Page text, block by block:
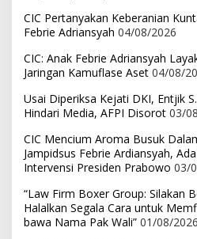
CIC Pertanyakan Keberanian
Febrie Adriansyah 04/08/2026
CIC: Anak Febrie Adriansyah
Jaringan Kamuflase Aset 04/08/
Usai Diperiksa Kejati DKI, Entjik
Hindari Media, AFPI Disorot 03/
CIC Mencium Aroma Busuk
Jampidsus Febrie Ardiansyah,
Intervensi Presiden Prabowo 03/
“Law Firm Boxer Group: Silakan
Halalkan Segala Cara untuk
bawa Nama Pak Wali” 01/08/2026